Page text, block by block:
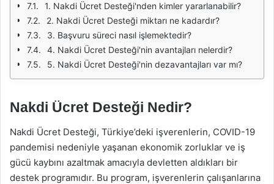
1. Nakdi Ücret Desteği'nden kimler yararlanabilir?
2. Nakdi Ücret Desteği miktarı ne kadardır?
3. Başvuru süreci nasıl işlemektedir?
4. Nakdi Ücret Desteği'nin avantajları nelerdir?
5. Nakdi Ücret Desteği'nin dezavantajları var mı?
Nakdi Ücret Desteği Nedir?
Nakdi Ücret Desteği, Türkiye’deki işverenlerin, COVID-19
pandemisi nedeniyle yaşanan ekonomik zorluklar ve iş
gücü kaybını azaltmak amacıyla devletten aldıkları bir
destek programıdır. Bu program, işverenlerin çalışanlarına